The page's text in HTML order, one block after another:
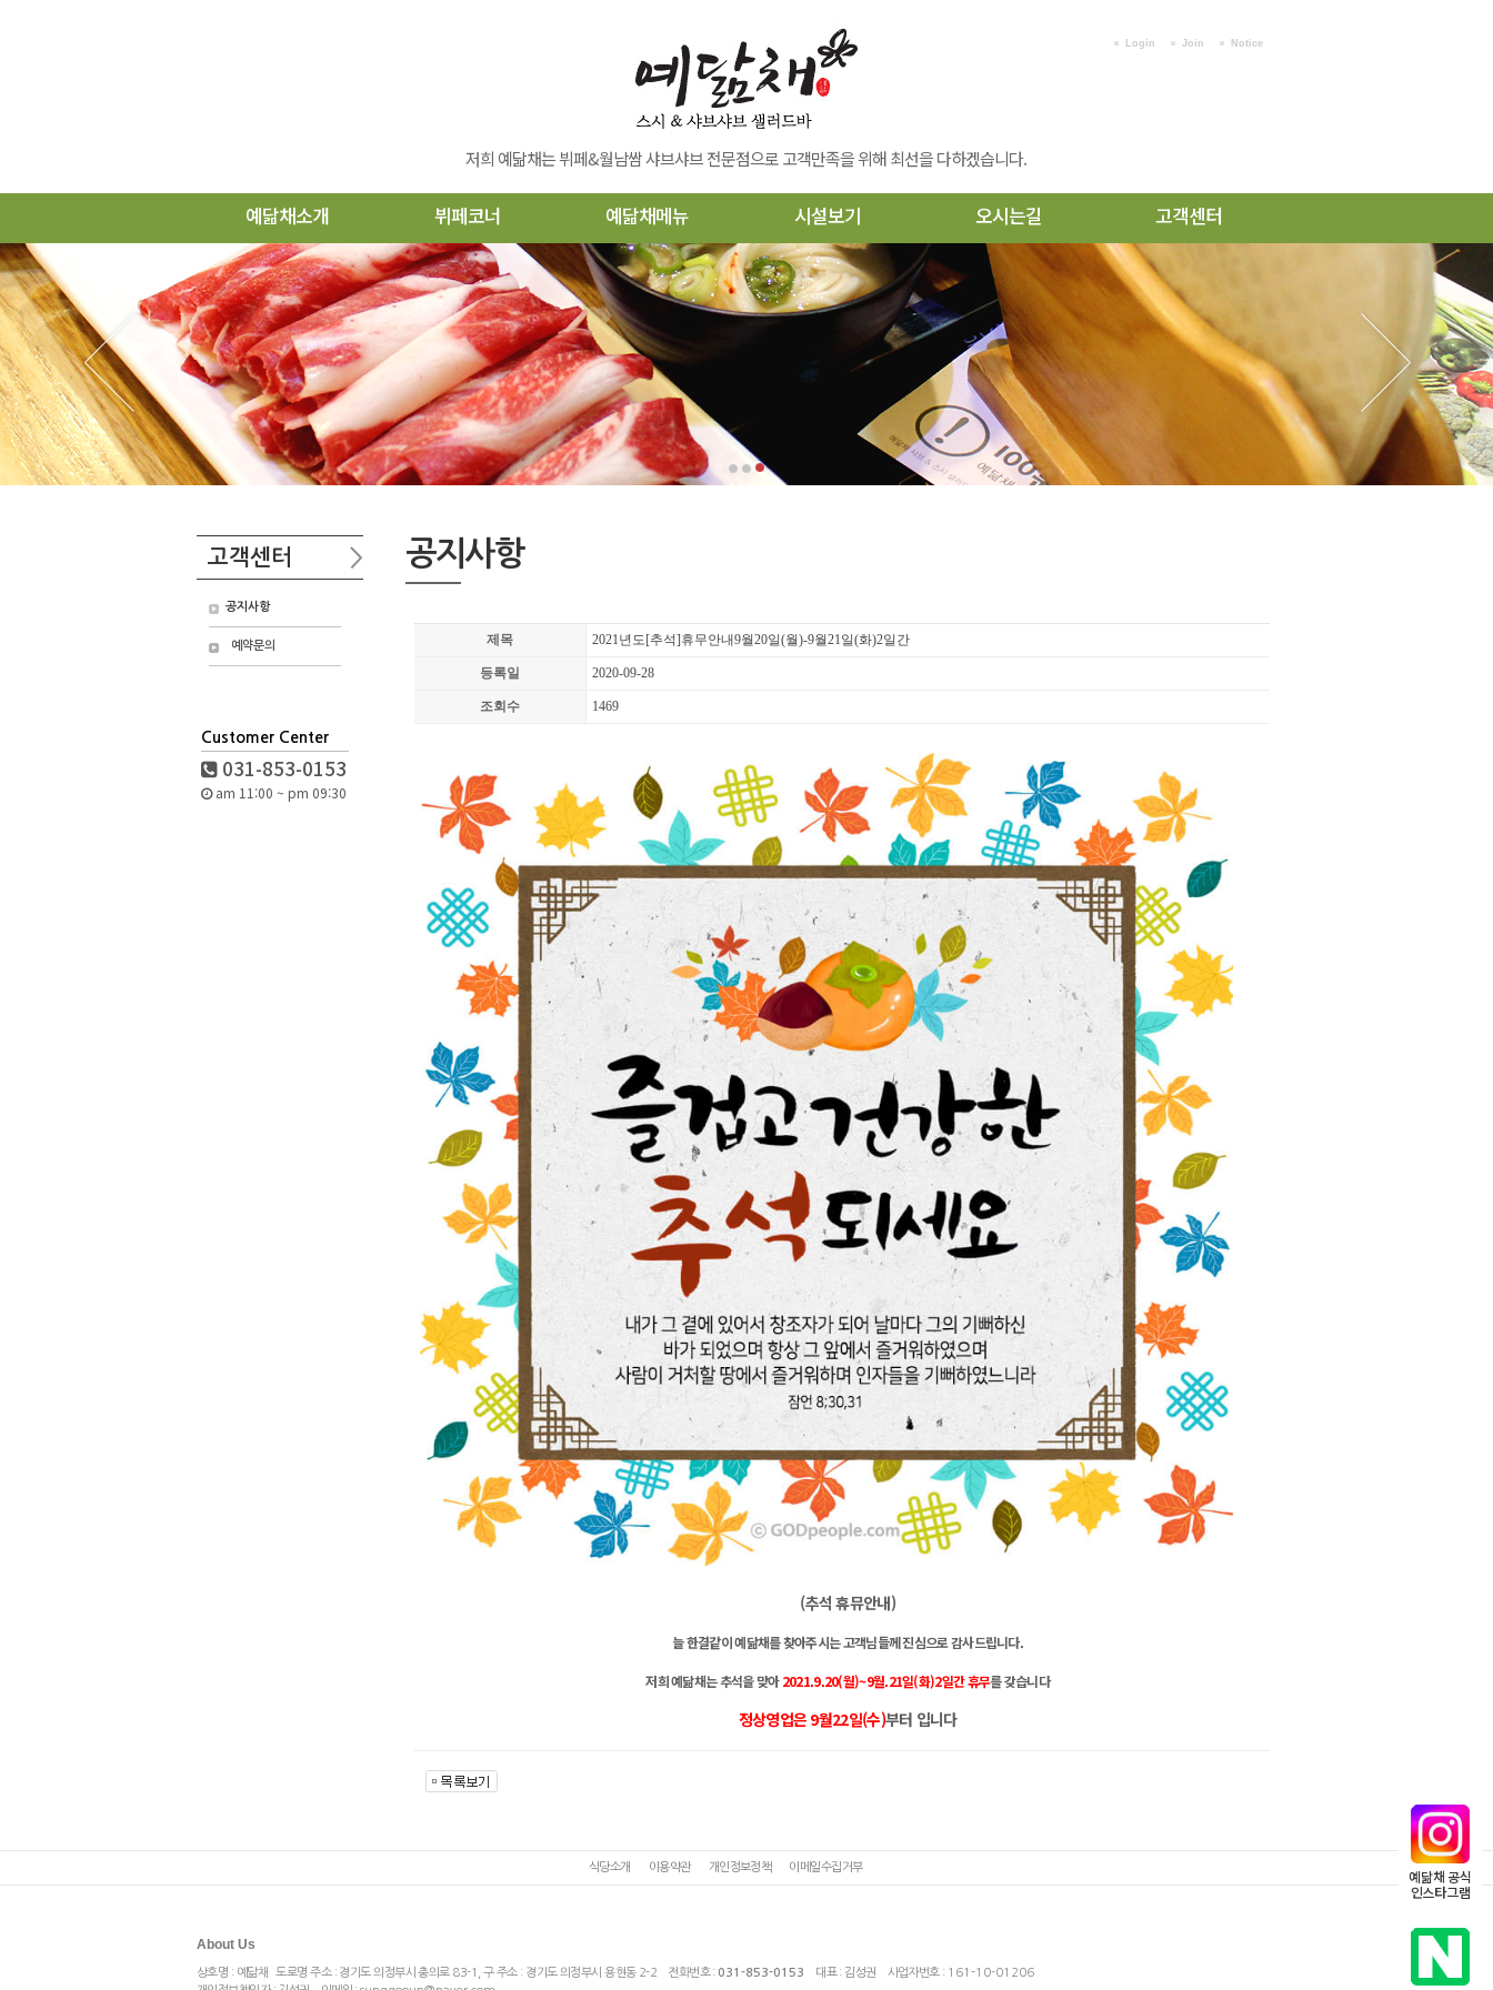
예닮채 공식
인스타그램
Login Join Notice
저희 예닮채는 뷔페&월남쌈 샤브샤브 전문점으로 고객만족을 위해 최선을 다하겠습니다.
예닮채소개
인사말
뷔페코너
뷔페코너
예닮채메뉴
샐러드바
소고기샤브
한우샤브
해물샤브
소고기해물샤브
한우해물샤브
추가메뉴
시설보기
시설보기
오시는길
오시는길
고객센터
공지사항
예약문의
고객센터
공지사항
예약문의
Customer Center
031-853-0153
am 11:00 ~ pm 09:30
공지사항
제목 2021년도[추석]휴무안내9월20일(월)-9월21일(화)2일간
등록일 2020-09-28
조회수 1469
(추석 휴뮤안내)
늘 한결같이 예닮채를 찾아주시는 고객님들께 진심으로 감사드립니다.
저희 예닮채는 추석을 맞아2021.9.20(월)~9월.21일(화)2일간 휴무를 갖습니다
정상영업은 9월22일(수)부터 입니다
식당소개 이용약관 개인정보정책 이메일수집거부
About Us
상호명 : 예닮채 도로명 주소 : 경기도 의정부시 충의로 83-1, 구 주소 : 경기도 의정부시 용현동 2-2 전화번호 : 031-853-0153 대표 : 김성권 사업자번호 : 161-10-01206